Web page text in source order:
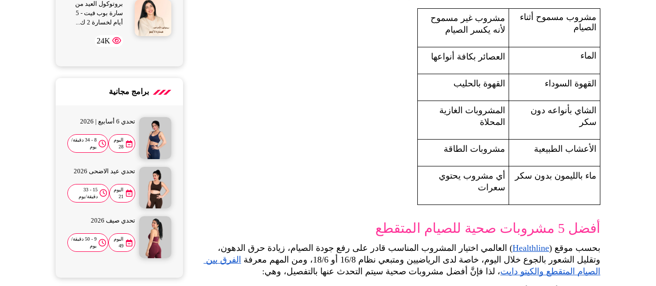
الصيام
لأنه يكسر الصيام
الماء العصائر بكافة أنواعها
القهوة السوداء القهوة بالحليب
سكر
المحلاة
الأعشاب الطبيعية مشروبات الطاقة
ماء بالليمون بدون سكر
سعرات
أفضل 5 مشروبات صحية للصيام المتقطع
بحسب موقع (Healthline
وتقليل الشعور بالجوع خلال اليوم، خاصة لدى الرياضيين ومتبعي نظام 16/8 أو 18/6، ومن المهم معرفة
الصيام المتقطع والكيتو دايت، لذا فإنَّ أفضل مشروبات صحية سيتم التحدث عنها بالتفصيل، وهي:
بروتوكول العيد من
سارة بوب فيت - 5
أيام لخسارة 2 ك...
24K
برامج مجانية
تحدي 6 أسابيع | 2026
اليوم
28
8 - 34 دقيقة/
يوم
تحدي عيد الاضحى 2026
اليوم
21
15 - 33
دقيقة/يوم
تحدي صيف 2026
اليوم
49
9 - 50 دقيقة/
يوم